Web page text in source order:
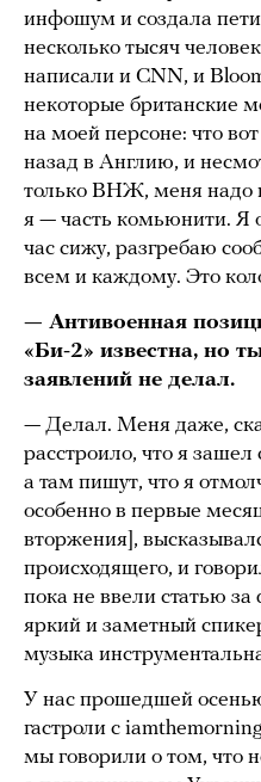
инфошум и создала
несколько тысяч
написали и CNN, и
некоторые британские
на моей персоне: что
назад в Англию, и
только ВНЖ, меня надо
я — часть комьюнити. Я
час сижу, разгребаю
всем и каждому. Это
— Антивоенная
«Би-2» известна, но
заявлений не делал.
— Делал. Меня даже,
расстроило, что я зашел
а там пишут, что я
особенно в первые
вторжения],
происходящего, и
пока не ввели статью
яркий и заметный
музыка
У нас прошедшей
гастроли с
мы говорили о том, что